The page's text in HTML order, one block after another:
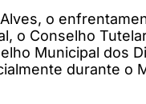
o
o Conselho
Municipal dos
durante o